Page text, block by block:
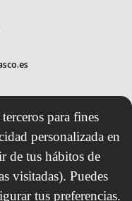
para fines
personalizada en
de tus hábitos de
visitadas). Puedes
tus preferencias.